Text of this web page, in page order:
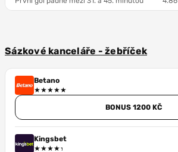
Sázkové kanceláře - žebříček
Betano
BONUS 1200 KČ
Kingsbet